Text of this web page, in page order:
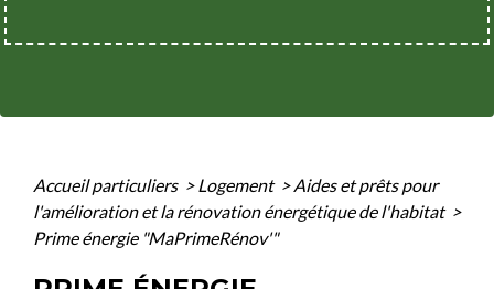
Accueil particuliers > Logement > Aides et prêts pour
l'amélioration et la rénovation énergétique de l'habitat >
Prime énergie "MaPrimeRénov'"